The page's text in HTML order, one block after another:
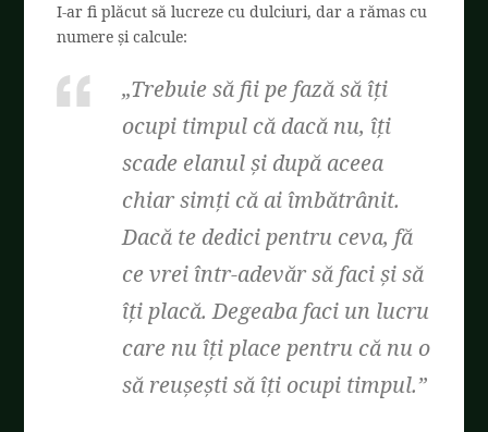
I-ar fi plăcut să lucreze cu dulciuri, dar a rămas cu
numere și calcule:
„Trebuie să fii pe fază să îți
ocupi timpul că dacă nu, îți
scade elanul și după aceea
chiar simți că ai îmbătrânit.
Dacă te dedici pentru ceva, fă
ce vrei într-adevăr să faci și să
îți placă. Degeaba faci un lucru
care nu îți place pentru că nu o
să reușești să îți ocupi timpul.”